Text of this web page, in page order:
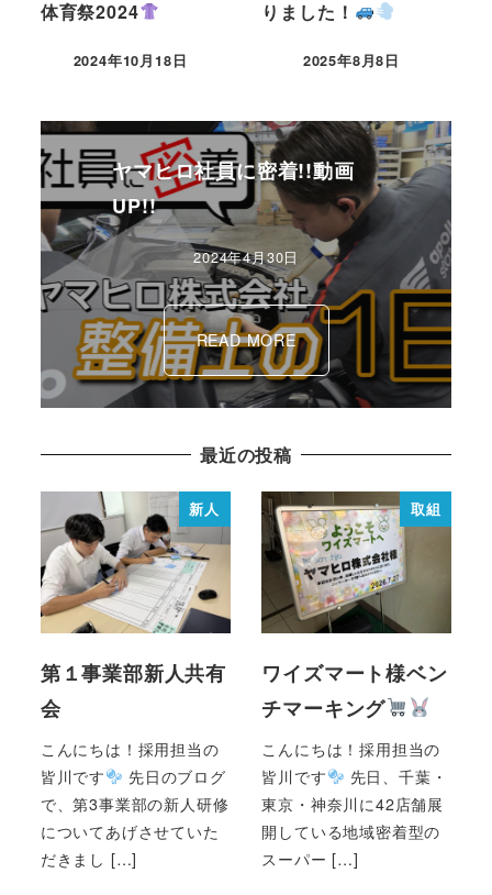
体育祭2024
2024年10月18日
りました！
2025年8月8日
ヤマヒロ社員に密着!!動画
UP!!
2024年4月30日
READ MORE
最近の投稿
新人
第１事業部新人共有
会
こんにちは！採用担当の
皆川です
先日のブログ
で、第3事業部の新人研修
についてあげさせていた
だきまし […]
取組
ワイズマート様ベン
チマーキング
こんにちは！採用担当の
皆川です
先日、千葉・
東京・神奈川に42店舗展
開している地域密着型の
スーパー […]